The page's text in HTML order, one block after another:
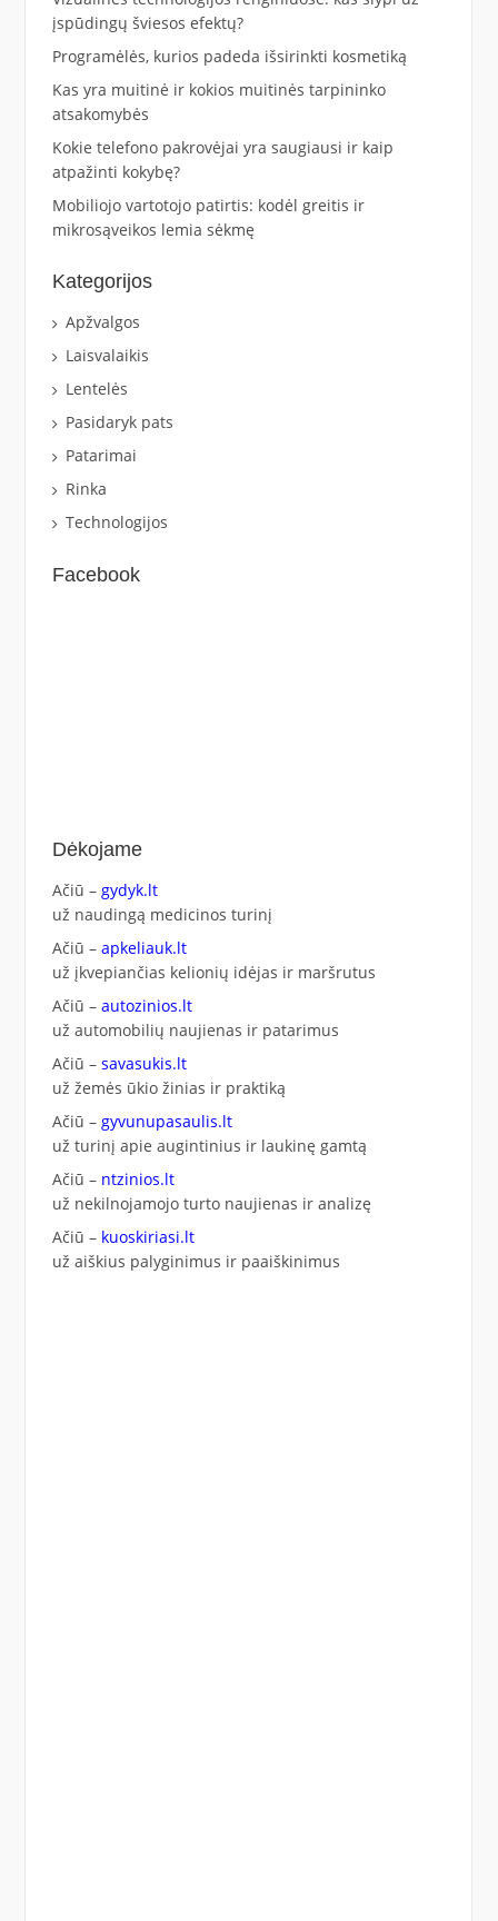
įspūdingų šviesos efektų?
Programėlės, kurios padeda išsirinkti kosmetiką
Kas yra muitinė ir kokios muitinės tarpininko
atsakomybės
Kokie telefono pakrovėjai yra saugiausi ir kaip
atpažinti kokybę?
Mobiliojo vartotojo patirtis: kodėl greitis ir
mikrosąveikos lemia sėkmę
Kategorijos
Apžvalgos
Laisvalaikis
Lentelės
Pasidaryk pats
Patarimai
Rinka
Technologijos
Facebook
Dėkojame
Ačiū – gydyk.lt
už naudingą medicinos turinį
Ačiū – apkeliauk.lt
už įkvepiančias kelionių idėjas ir maršrutus
Ačiū – autozinios.lt
už automobilių naujienas ir patarimus
Ačiū – savasukis.lt
už žemės ūkio žinias ir praktiką
Ačiū – gyvunupasaulis.lt
už turinį apie augintinius ir laukinę gamtą
Ačiū – ntzinios.lt
už nekilnojamojo turto naujienas ir analizę
Ačiū – kuoskiriasi.lt
už aiškius palyginimus ir paaiškinimus